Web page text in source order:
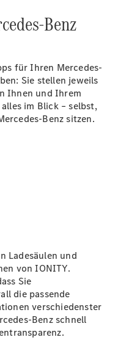
Benz
für Ihren Mercedes-
Sie stellen jeweils
Ihnen und Ihrem
im Blick – selbst,
Benz sitzen.
Ladesäulen und
von IONITY.
Sie
die passende
verschiedenster
Benz schnell